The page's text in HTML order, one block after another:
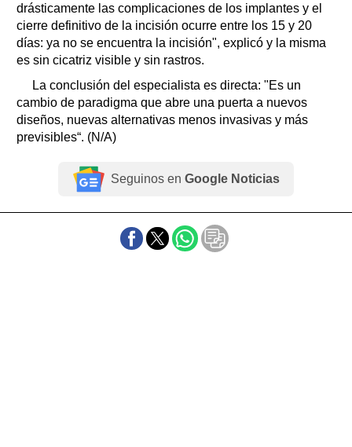
drásticamente las complicaciones de los implantes y el
cierre definitivo de la incisión ocurre entre los 15 y 20
días: ya no se encuentra la incisión", explicó y la misma
es sin cicatriz visible y sin rastros.
La conclusión del especialista es directa: "Es un
cambio de paradigma que abre una puerta a nuevos
diseños, nuevas alternativas menos invasivas y más
previsibles“. (N/A)
Seguinos en Google Noticias